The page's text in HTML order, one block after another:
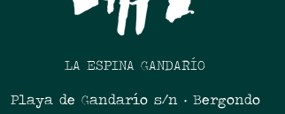
LA ESPINA GANDARÍO
Playa de Gandarío s/n · Bergondo